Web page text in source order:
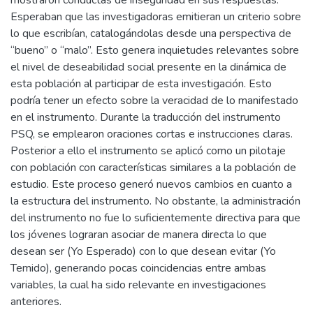
Esperaban que las investigadoras emitieran un criterio sobre
lo que escribían, catalogándolas desde una perspectiva de
“bueno” o “malo”. Esto genera inquietudes relevantes sobre
el nivel de deseabilidad social presente en la dinámica de
esta población al participar de esta investigación. Esto
podría tener un efecto sobre la veracidad de lo manifestado
en el instrumento. Durante la traducción del instrumento
PSQ, se emplearon oraciones cortas e instrucciones claras.
Posterior a ello el instrumento se aplicó como un pilotaje
con población con características similares a la población de
estudio. Este proceso generó nuevos cambios en cuanto a
la estructura del instrumento. No obstante, la administración
del instrumento no fue lo suficientemente directiva para que
los jóvenes lograran asociar de manera directa lo que
desean ser (Yo Esperado) con lo que desean evitar (Yo
Temido), generando pocas coincidencias entre ambas
variables, la cual ha sido relevante en investigaciones
anteriores.